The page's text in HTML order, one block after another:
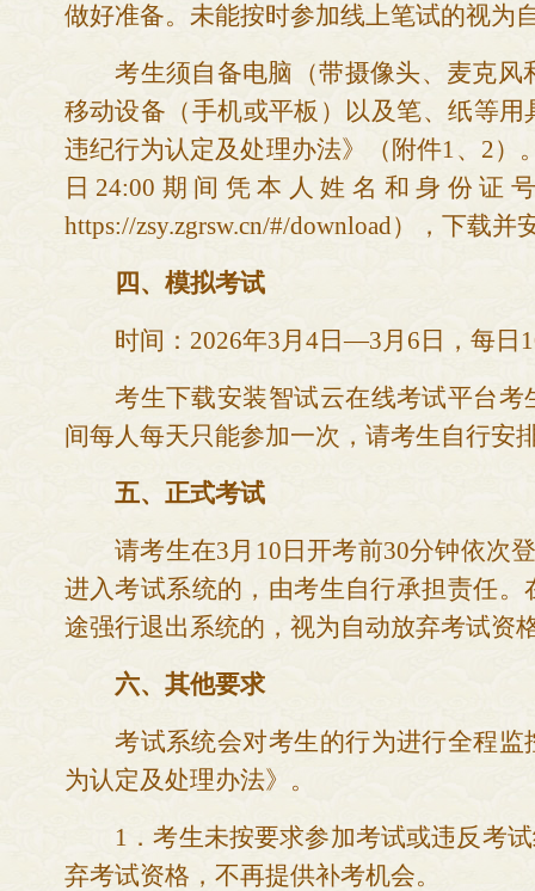
做好准备。未能按时参加线上笔试的视为
考生须自备电脑（带摄像头、麦克风
移动设备（手机或平板）
以及笔、纸等
违纪行为认定及处理办法》（附件1、2）
日24:00 期间凭本人姓名和身份证
https://zsy.zgrsw.cn/#/download）
， 下载并
四、模拟考试
时间： 2026年3月4日—3月6 日 ，每日
考生下载安装智试云在线考试平台考
间每人每天只能参加一次，请考生自行安
五、正式考试
请考生在3月 10 日开考前30分钟依次
进入考试系统的，由考生自行承担责任。
途强行退出系统的，视为自动放弃考试资
六、其他要求
考试系统会对考生的行为进行全程
为认定及处理办法》。
1．考生未按要求参加考试或违反考
弃考试资格，不再提供补考机会。